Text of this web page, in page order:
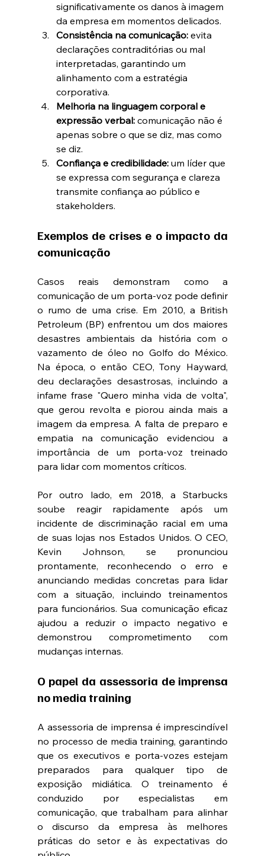
significativamente os danos à imagem
da empresa em momentos delicados.
Consistência na comunicação: evita
declarações contraditórias ou mal
interpretadas, garantindo um
alinhamento com a estratégia
corporativa.
Melhoria na linguagem corporal e
expressão verbal: comunicação não é
apenas sobre o que se diz, mas como
se diz.
Confiança e credibilidade: um líder que
se expressa com segurança e clareza
transmite confiança ao público e
stakeholders.
Exemplos de crises e o impacto da
comunicação
Casos reais demonstram como a
comunicação de um porta-voz pode definir
o rumo de uma crise. Em 2010, a British
Petroleum (BP) enfrentou um dos maiores
desastres ambientais da história com o
vazamento de óleo no Golfo do México.
Na época, o então CEO, Tony Hayward,
deu declarações desastrosas, incluindo a
infame frase "Quero minha vida de volta",
que gerou revolta e piorou ainda mais a
imagem da empresa. A falta de preparo e
empatia na comunicação evidenciou a
importância de um porta-voz treinado
para lidar com momentos críticos.
Por outro lado, em 2018, a Starbucks
soube reagir rapidamente após um
incidente de discriminação racial em uma
de suas lojas nos Estados Unidos. O CEO,
Kevin Johnson, se pronunciou
prontamente, reconhecendo o erro e
anunciando medidas concretas para lidar
com a situação, incluindo treinamentos
para funcionários. Sua comunicação eficaz
ajudou a reduzir o impacto negativo e
demonstrou comprometimento com
mudanças internas.
O papel da assessoria de imprensa
no media training
A assessoria de imprensa é imprescindível
no processo de media training, garantindo
que os executivos e porta-vozes estejam
preparados para qualquer tipo de
exposição midiática. O treinamento é
conduzido por especialistas em
comunicação, que trabalham para alinhar
o discurso da empresa às melhores
práticas do setor e às expectativas do